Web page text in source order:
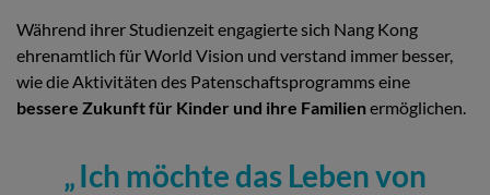
Während ihrer Studienzeit engagierte sich Nang Kong
ehrenamtlich für World Vision und verstand immer besser,
wie die Aktivitäten des Patenschaftsprogramms eine
bessere Zukunft für Kinder und ihre Familienermöglichen.
Ich möchte das Leben von